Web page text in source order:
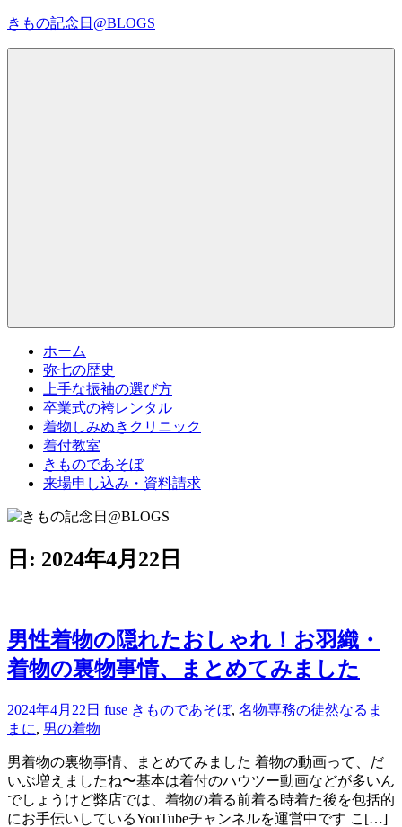
コ
きもの記念日@BLOGS
す。
ホーム
弥七の歴史
上手な振袖の選び方
卒業式の袴レンタル
着物しみぬきクリニック
着付教室
きものであそぼ
来場申し込み・資料請求
日: 2024年4月22日
男性着物の隠れたおしゃれ！お羽織・
着物の裏物事情、まとめてみました
2024年4月22日 fuse きものであそぼ, 名物専務の徒然なるま
まに, 男の着物
男着物の裏物事情、まとめてみました 着物の動画って、だ
いぶ増えましたね〜基本は着付のハウツー動画などが多いん
でしょうけど弊店では、着物の着る前着る時着た後を包括的
にお手伝いしているYouTubeチャンネルを運営中です こ[…]